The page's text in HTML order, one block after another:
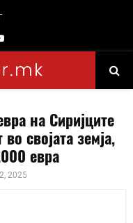
Youtube
на Сиријците
својата земја,
евра
2025